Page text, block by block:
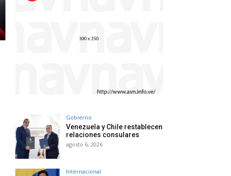
Gobierno
Venezuela y Chile restablecen
relaciones consulares
agosto 6, 2026
Internacional